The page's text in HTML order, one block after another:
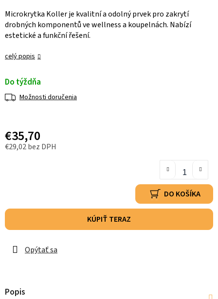
Microkrytka Koller je kvalitní a odolný prvek pro zakrytí
drobných komponentů ve wellness a koupelnách. Nabízí
estetické a funkční řešení.
celý popis
Do týždňa
Možnosti doručenia
€35,70
€29,02 bez DPH
DO KOŠÍKA
KÚPIŤ TERAZ
Opýtať sa
Popis